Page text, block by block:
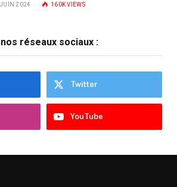
2024 160KVIEWS
réseaux sociaux :
Twitter
YouTube